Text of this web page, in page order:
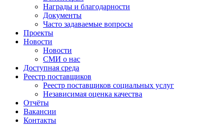
Награды и благодарности
Документы
Часто задаваемые вопросы
Проекты
Новости
Новости
СМИ о нас
Доступная среда
Реестр поставщиков
Реестр поставщиков социальных услуг
Независимая оценка качества
Отчёты
Вакансии
Контакты